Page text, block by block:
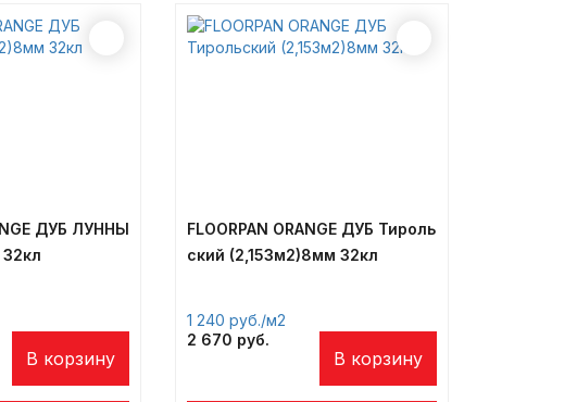
ДУБ ЛУННЫ
В корзину
FLOORPAN ORANGE ДУБ Тироль
ский (2,153м2)8мм 32кл
2 670
1 240 /м2
В корзину